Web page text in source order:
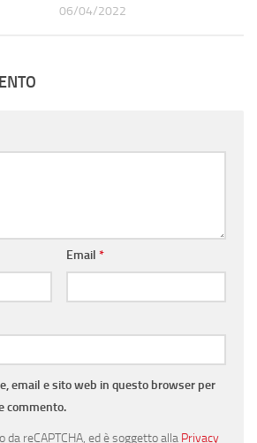
06/04/2022
Email *
email e sito web in questo browser per
commento.
reCAPTCHA, ed è soggetto alla Privacy